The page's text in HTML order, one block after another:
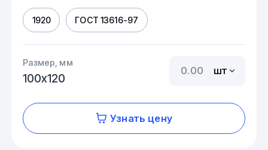
1920 ГОСТ 13616-97
Размер, мм
100х120
шт
Узнать цену